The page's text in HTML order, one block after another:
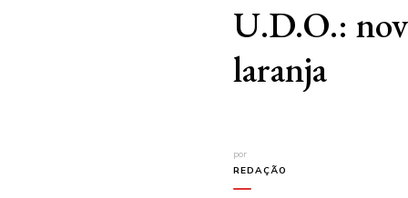
U.D.O.:
laranja
por
REDAÇÃO